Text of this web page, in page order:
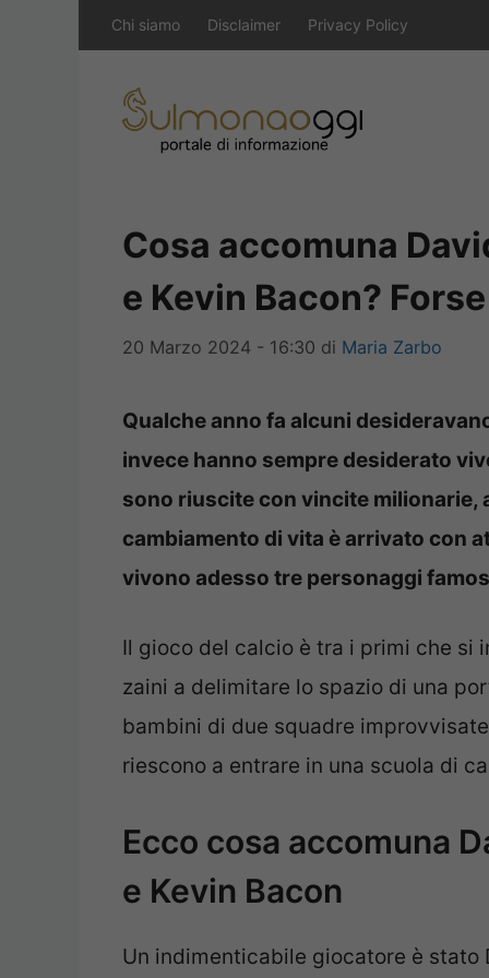
Chi siamo Disclaimer Privacy Policy
Cosa accomuna
e Kevin Bacon?
20 Marzo 2024 - 16:30 di Maria Zarbo
Qualche anno fa alcuni
invece hanno sempre desiderato
sono riuscite con vincite milionarie,
cambiamento di vita è arrivato con
vivono adesso tre personaggi
Il gioco del calcio è tra i primi che si
zaini a delimitare lo spazio di una
bambini di due squadre
riescono a entrare in una scuola di
Ecco cosa accomuna
e Kevin Bacon
Un indimenticabile giocatore è stato